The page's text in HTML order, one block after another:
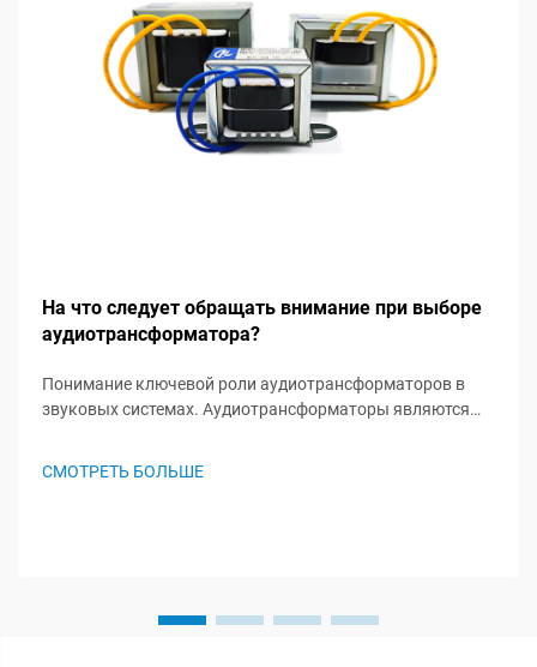
На что следует обращать внимание при выборе
аудиотрансформатора?
Понимание ключевой роли аудиотрансформаторов в
звуковых системах. Аудиотрансформаторы являются
обеспечении оптимальной работы аудиосистемы. Эти
СМОТРЕТЬ БОЛЬШЕ